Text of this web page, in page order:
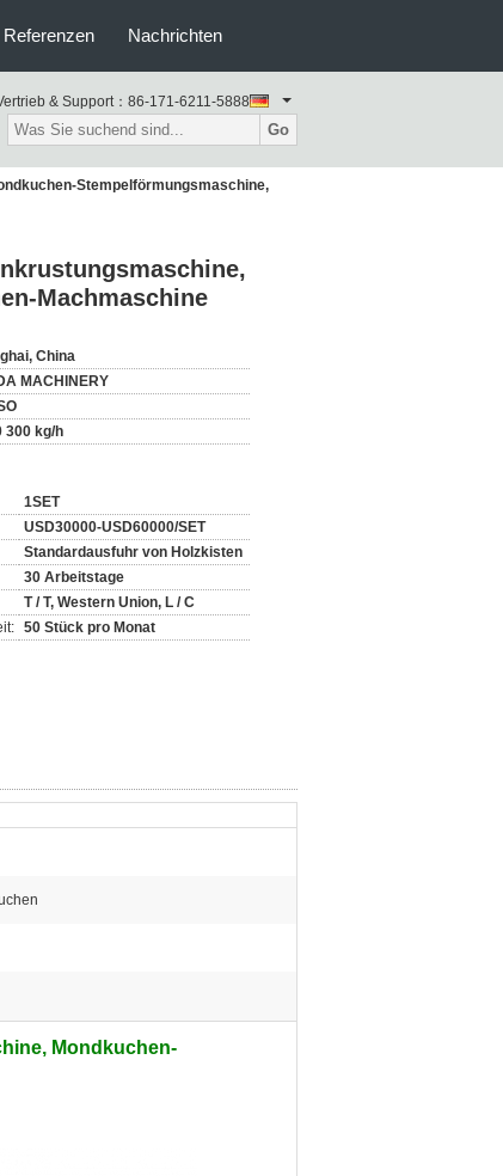
Referenzen Nachrichten
& Support： 86-171-6211-5888
Go
Stempelförmungsmaschine,
Machmaschine
China
MACHINERY
300 kg/h
1SET
USD30000-USD60000/SET
Standardausfuhr von Holzkisten
30 Arbeitstage
T / T, Western Union, L / C
50 Stück pro Monat
Mondkuchen-